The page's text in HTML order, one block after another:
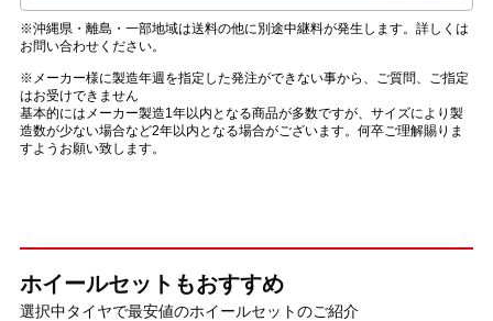
※沖縄県・離島・一部地域は送料の他に別途中継料が発生します。詳しくは
お問い合わせください。
※メーカー様に製造年週を指定した発注ができない事から、ご質問、ご指定
はお受けできません
基本的にはメーカー製造1年以内となる商品が多数ですが、サイズにより製
造数が少ない場合など2年以内となる場合がございます。何卒ご理解賜りま
すようお願い致します。
ホイールセットもおすすめ
選択中タイヤで最安値のホイールセットのご紹介